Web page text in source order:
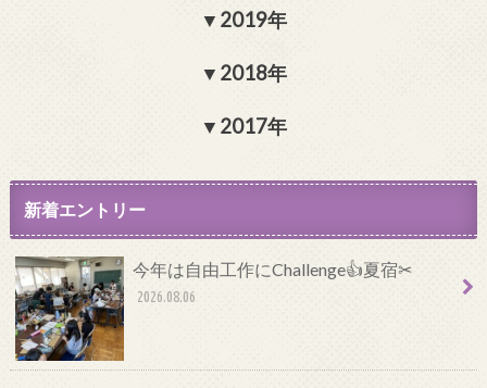
2019年
2018年
2017年
新着エントリー
今年は自由工作にChallenge👍夏宿✂
2026.08.06